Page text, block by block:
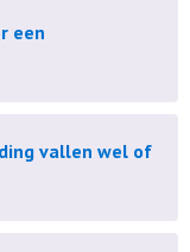
een
vallen wel of